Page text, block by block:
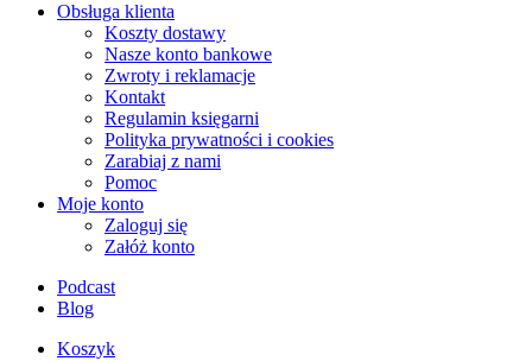
Obsługa klienta
Koszty dostawy
Nasze konto bankowe
Zwroty i reklamacje
Kontakt
Regulamin księgarni
Polityka prywatności i cookies
Zarabiaj z nami
Pomoc
Moje konto
Zaloguj się
Załóż konto
Podcast
Blog
Koszyk